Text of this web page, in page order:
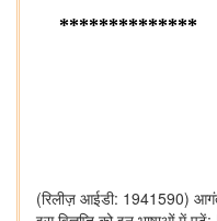
******
********
(रिलीज़ आईडी: 1941590)